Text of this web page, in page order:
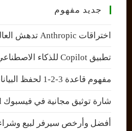
جديد مفهوم
اختراقات Anthropic تدهش العالم
تطبيق Copilot للذكاء الاصطناعي من مايكروسوفت
مفهوم قاعدة 3-2-1 لحفظ البيانات
شارة توثيق مجانية في فيسبوك Facebook Verified
أفضل وأرخص سيرفر لبيع وشراء